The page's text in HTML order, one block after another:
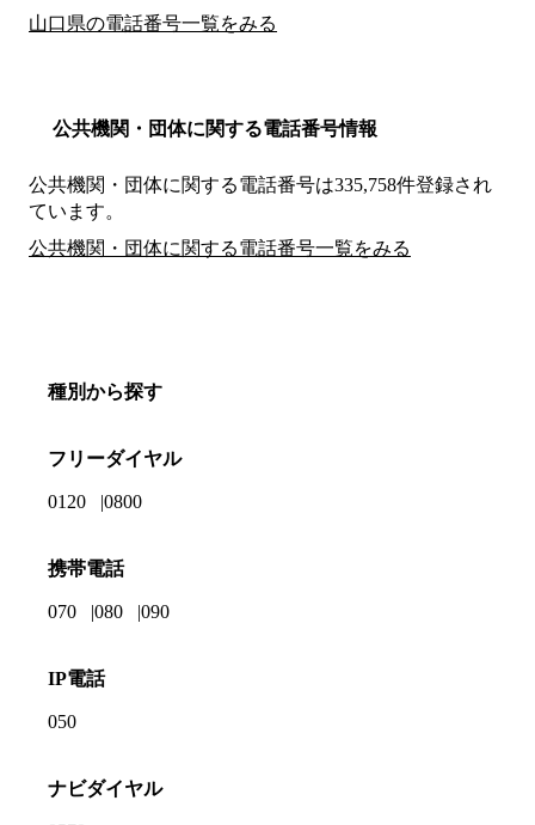
山口県の電話番号一覧をみる
公共機関・団体に関する電話番号情報
公共機関・団体に関する電話番号は335,758件登録され
ています。
公共機関・団体に関する電話番号一覧をみる
種別から探す
フリーダイヤル
0120 0800
携帯電話
070 080 090
IP電話
050
ナビダイヤル